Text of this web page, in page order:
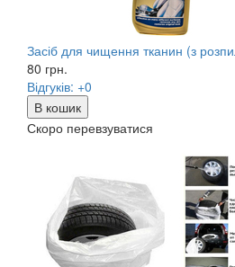
Засіб для чищення тканин (з
80 грн.
Відгуків: +0
В кошик
Скоро перевзуватися